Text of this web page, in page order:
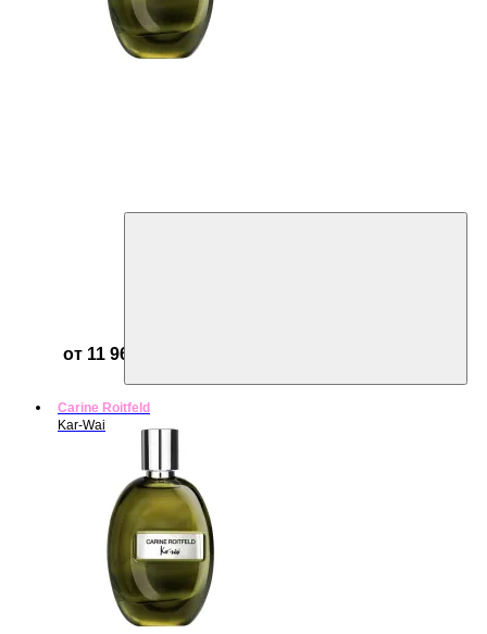
от 11 967 ₽
Carine Roitfeld
Kar-Wai